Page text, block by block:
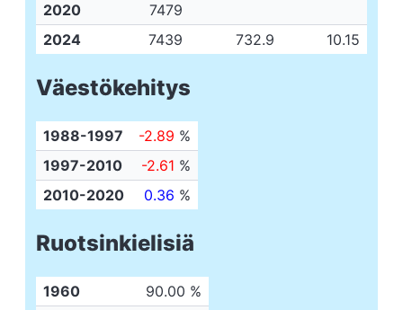
2020
7479
2024
7439 732.9 10.15
Väestökehitys
1988-1997 -2.89 %
1997-2010
-2.61 %
2010-2020
0.36 %
Ruotsinkielisiä
1960
90.00 %